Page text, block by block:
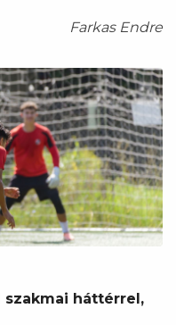
Farkas Endre
háttérrel,